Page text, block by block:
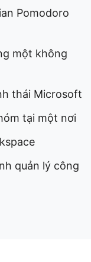
Pomodoro
một không
thái Microsoft
tại một nơi
quản lý công